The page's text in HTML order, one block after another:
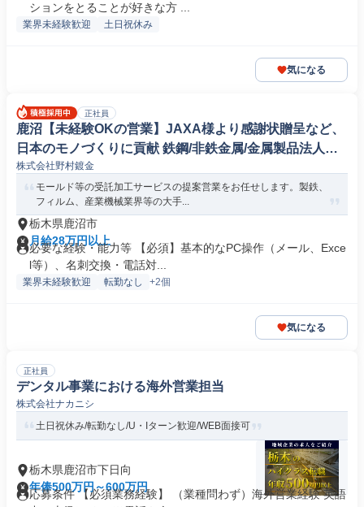
ションをとることが好きな方 ...
業界未経験歓迎 土日祝休み
気になる
正社員
鹿沼【未経験OKの営業】JAXA様より感謝状贈呈など、
日本のモノづくりに貢献 鉄鋼/非鉄金属/金属製品法人営
業
株式会社野村鍍金
モールド等の受託加工サービスの提案営業をお任せします。製鉄、
フィルム、産業機械業界等の大手...
栃木県鹿沼市
月給28万円以上
必要な経験・能力等 【必須】基本的なPC操作（メール、Exce
l等）、名刺交換・電話対...
業界未経験歓迎 転勤なし +2個
気になる
正社員
デンタル事業における海外営業担当
株式会社ナカニシ
土日祝休み/転勤なし/U・Iターン歓迎/WEB面接可
栃木県鹿沼市下日向
年俸500万円～600万円
応募条件 【必須業務経験】 （業種問わず）海外営業経験 英語